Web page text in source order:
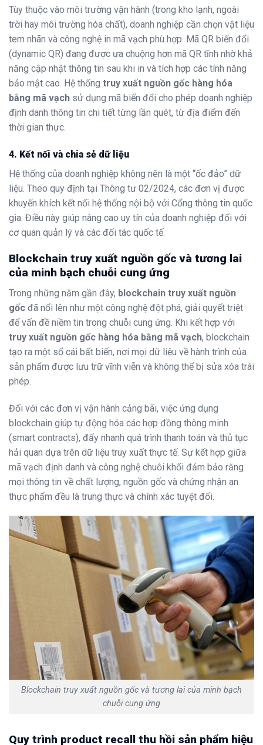
Tùy thuộc vào môi trường vận hành (trong kho lạnh, ngoài
trời hay môi trường hóa chất), doanh nghiệp cần chọn vật liệu
tem nhãn và công nghệ in mã vạch phù hợp. Mã QR biến đổi
(dynamic QR) đang được ưa chuộng hơn mã QR tĩnh nhờ khả
năng cập nhật thông tin sau khi in và tích hợp các tính năng
bảo mật cao. Hệ thống truy xuất nguồn gốc hàng hóa
bằng mã vạch sử dụng mã biến đổi cho phép doanh nghiệp
định danh thông tin chi tiết từng lần quét, từ địa điểm đến
thời gian thực.
4. Kết nối và chia sẻ dữ liệu
Hệ thống của doanh nghiệp không nên là một “ốc đảo” dữ
liệu. Theo quy định tại Thông tư 02/2024, các đơn vị được
khuyến khích kết nối hệ thống nội bộ với Cổng thông tin quốc
gia. Điều này giúp nâng cao uy tín của doanh nghiệp đối với
cơ quan quản lý và các đối tác quốc tế.
Blockchain truy xuất nguồn gốc và tương lai
của minh bạch chuỗi cung ứng
Trong những năm gần đây, blockchain truy xuất nguồn
gốc đã nổi lên như một công nghệ đột phá, giải quyết triệt
để vấn đề niềm tin trong chuỗi cung ứng. Khi kết hợp với
truy xuất nguồn gốc hàng hóa bằng mã vạch, blockchain
tạo ra một sổ cái bất biến, nơi mọi dữ liệu về hành trình của
sản phẩm được lưu trữ vĩnh viễn và không thể bị sửa xóa trái
phép.
Đối với các đơn vị vận hành cảng bãi, việc ứng dụng
blockchain giúp tự động hóa các hợp đồng thông minh
(smart contracts), đẩy nhanh quá trình thanh toán và thủ tục
hải quan dựa trên dữ liệu truy xuất thực tế. Sự kết hợp giữa
mã vạch định danh và công nghệ chuỗi khối đảm bảo rằng
mọi thông tin về chất lượng, nguồn gốc và chứng nhận an
thực phẩm đều là trung thực và chính xác tuyệt đối.
Blockchain truy xuất nguồn gốc và tương lai của minh bạch
chuỗi cung ứng
Quy trình product recall thu hồi sản phẩm hiệu